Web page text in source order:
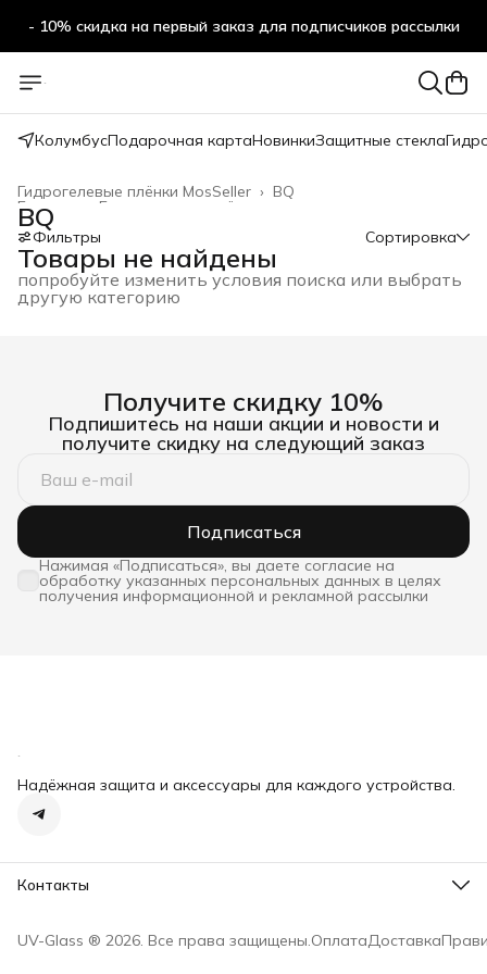
- 10% скидка на первый заказ для подписчиков рассылки
КолумбусПодарочная картаНовинкиЗащитные стекла
BQ
Гидрогелевые плёнки MosSeller ›
Гидрогелевые плёнки
Главная
BQ
Фильтры Сортировка
Товары не найдены
попробуйте изменить условия поиска или выбрать
другую категорию
Получите скидку 10%
Подпишитесь на наши акции и новости и
получите скидку на следующий заказ
Подписаться
Нажимая «Подписаться», вы даете согласие на
обработку указанных персональных данных в целях
получения информационной и рекламной рассылки
Надёжная защита и аксессуары для каждого устройства.
Контакты
Телефон
UV-Glass ® 2026. Все права защищены.ОплатаДоставка